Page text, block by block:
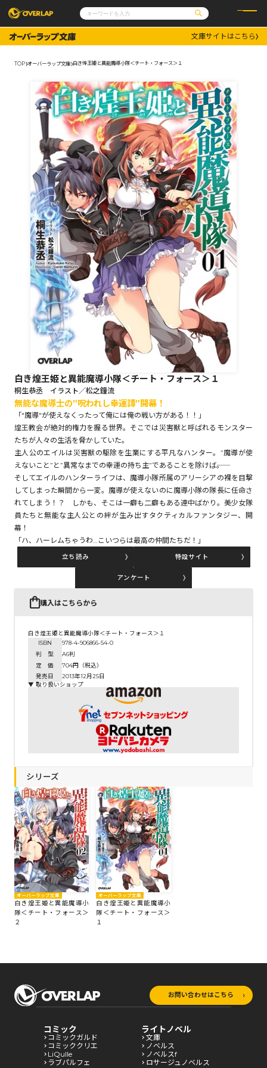
コミックガルド
コミッククリエ
文庫
ノベルス
その他
コミックエッセイ
ポケットモンスター
アニメ
ゲーム
通販・NEWS
OVERLAP STORE
オーバーラップ広報室
企業
会社概要
採用情報
アクセス
オーバーラップホールディングス
お問い合わせはこちら
オーバーラップ文庫
オーバーラップノベルス
オーバーラップノベルスf
ロサージュノベルス
コミックガルド
コミッククリエ
コミックパルフェ
文庫サイトはこちら
TOP オーバーラップ文庫 白き煌王姫と異能魔導小隊＜チート・フォース＞１
白き煌王姫と異能魔導小隊＜チート・フォース＞１
桐生恭丞 イラスト／松之鐘流
無能な魔導士の”呪われし幸運譚”――開幕！
「"魔導"が使えなくったって俺には俺の戦い方がある！！」
煌王教会が絶対的権力を握る世界。そこでは災害獣と呼ばれるモンスター
たちが人々の生活を脅かしていた。
主人公のエイルは災害獣の駆除を生業にする平凡なハンター。”魔導が使
えないこと”と”異常なまでの幸運の持ち主”であることを除けば――。
そしてエイルのハンターライフは、魔導小隊所属のアリーシアの裸を目撃
してしまった瞬間から一変。魔導が使えないのに魔導小隊の隊長に任命さ
れてしまう！？ しかも、そこは一癖も二癖もある連中ばかり。美少女隊
員たちと無能な主人公との絆が生み出すタクティカルファンタジー、開
幕！
「ハ、ハーレムちゃうわ…こいつらは最高の仲間たちだ！」
立ち読み 特設サイト
アンケート
購入はこちらから
白き煌王姫と異能魔導小隊＜チート・フォース＞１
ISBN
978-4-906866-54-0
判 型
A6判
定 価
704円（税込）
発売日
2013年12月25日
▼ 取り扱いショップ
シリーズ
オーバーラップ文庫
白き煌王姫と異能魔導小
隊＜チート・フォース＞
２
オーバーラップ文庫
白き煌王姫と異能魔導小
隊＜チート・フォース＞
１
お問い合わせはこちら
コミック
コミックガルド
コミッククリエ
LiQulle
ラブパルフェ
ライトノベル
文庫
ノベルス
ノベルスf
ロサージュノベルス